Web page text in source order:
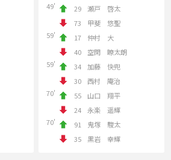
49'
29
瀬戸 啓太
73
甲斐 悠聖
59'
17
仲村 大
40
空閑 瞭太朗
59'
34
加藤 快兜
30
西村 庵治
70'
55
山口 翔平
24
永楽 遥輝
70'
91
鬼塚 駿太
35
黒岩 幸輝